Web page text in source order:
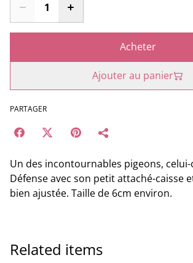
Acheter
Ajouter au panier
PARTAGER
Un des incontournables pigeons,
Défense avec son petit attaché-caisse
bien ajustée. Taille de 6cm environ.
Related items